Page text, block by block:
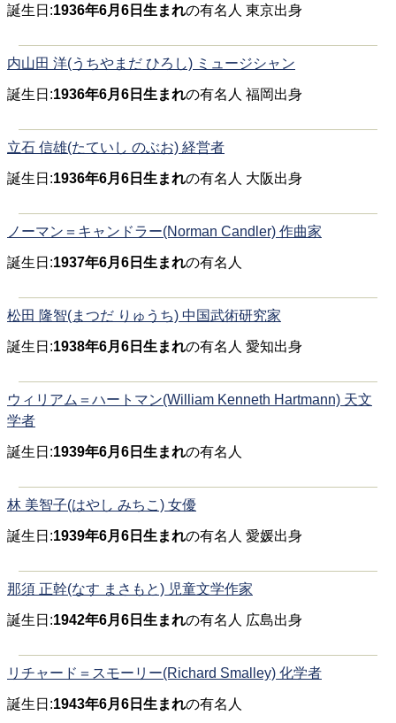
誕生日:1936年6月6日生まれの有名人 東京出身
内山田 洋(うちやまだ ひろし) ミュージシャン
誕生日:1936年6月6日生まれの有名人 福岡出身
立石 信雄(たていし のぶお) 経営者
誕生日:1936年6月6日生まれの有名人 大阪出身
ノーマン＝キャンドラー(Norman Candler) 作曲家
誕生日:1937年6月6日生まれの有名人
松田 隆智(まつだ りゅうち) 中国武術研究家
誕生日:1938年6月6日生まれの有名人 愛知出身
ウィリアム＝ハートマン(William Kenneth Hartmann) 天文
学者
誕生日:1939年6月6日生まれの有名人
林 美智子(はやし みちこ) 女優
誕生日:1939年6月6日生まれの有名人 愛媛出身
那須 正幹(なす まさもと) 児童文学作家
誕生日:1942年6月6日生まれの有名人 広島出身
リチャード＝スモーリー(Richard Smalley) 化学者
誕生日:1943年6月6日生まれの有名人